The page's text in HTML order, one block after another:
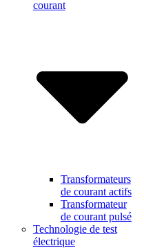
courant
Transformateurs
de courant actifs
Transformateur
de courant pulsé
Technologie de test
électrique